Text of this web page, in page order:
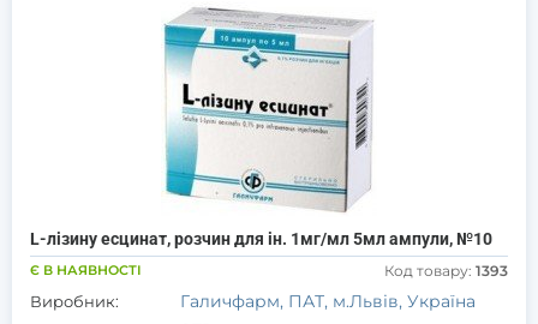
L-лізину есцинат, розчин для ін. 1мг/мл 5мл ампули, №10
Є В НАЯВНОСТІ Код товару: 1393
Виробник: Галичфарм, ПАТ, м.Львів, Україна